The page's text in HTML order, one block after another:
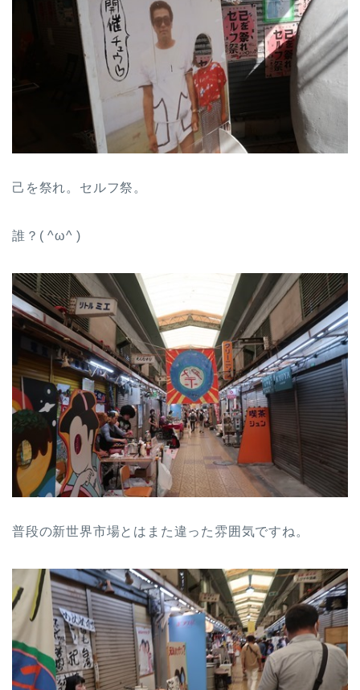
己を祭れ。セルフ祭。
誰？( ^ω^ )
普段の新世界市場とはまた違った雰囲気ですね。